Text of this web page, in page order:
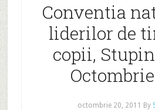
Conventia
liderilor de
copii,
Octombrie
octombrie 20, 2011 By